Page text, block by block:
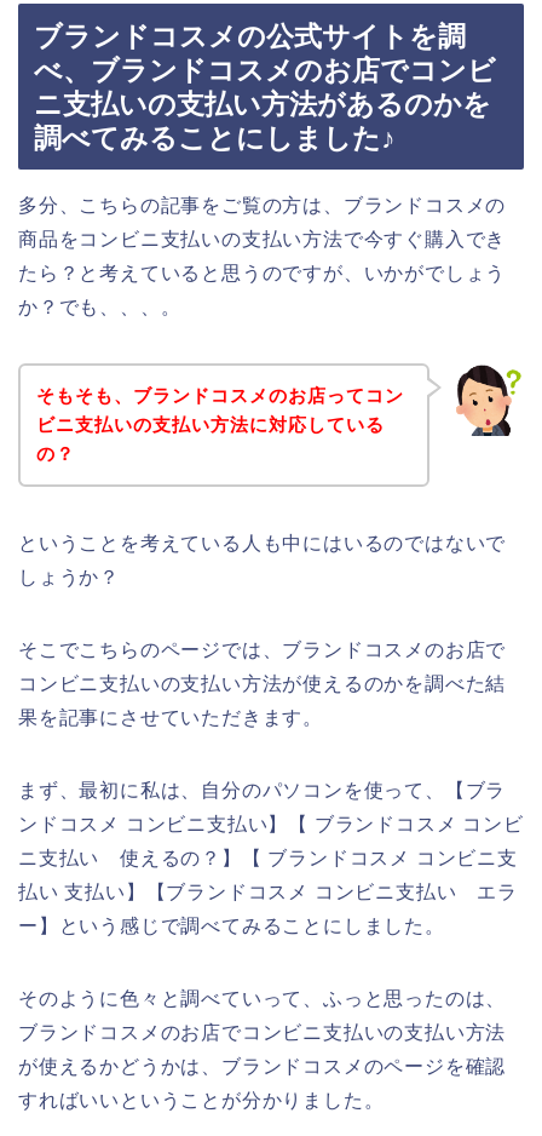
ブランドコスメの公式サイトを調
べ、ブランドコスメのお店でコンビ
ニ支払いの支払い方法があるのかを
調べてみることにしました♪
多分、こちらの記事をご覧の方は、ブランドコスメの
商品をコンビニ支払いの支払い方法で今すぐ購入でき
たら？と考えていると思うのですが、いかがでしょう
か？でも、、、。
そもそも、ブランドコスメのお店ってコン
ビニ支払いの支払い方法に対応している
の？
ということを考えている人も中にはいるのではないで
しょうか？
そこでこちらのページでは、ブランドコスメのお店で
コンビニ支払いの支払い方法が使えるのかを調べた結
果を記事にさせていただきます。
まず、最初に私は、自分のパソコンを使って、【ブラ
ンドコスメ コンビニ支払い】【 ブランドコスメ コンビ
ニ支払い 使えるの？】【 ブランドコスメ コンビニ支
払い 支払い】【ブランドコスメ コンビニ支払い エラ
ー】という感じで調べてみることにしました。
そのように色々と調べていって、ふっと思ったのは、
ブランドコスメのお店でコンビニ支払いの支払い方法
が使えるかどうかは、ブランドコスメのページを確認
すればいいということが分かりました。